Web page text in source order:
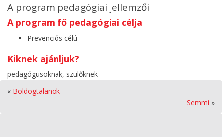
A program pedagógiai jellemzői
A program fő pedagógiai célja
Prevenciós célú
Kiknek ajánljuk?
pedagógusoknak, szülőknek
« Boldogtalanok
Semmi »